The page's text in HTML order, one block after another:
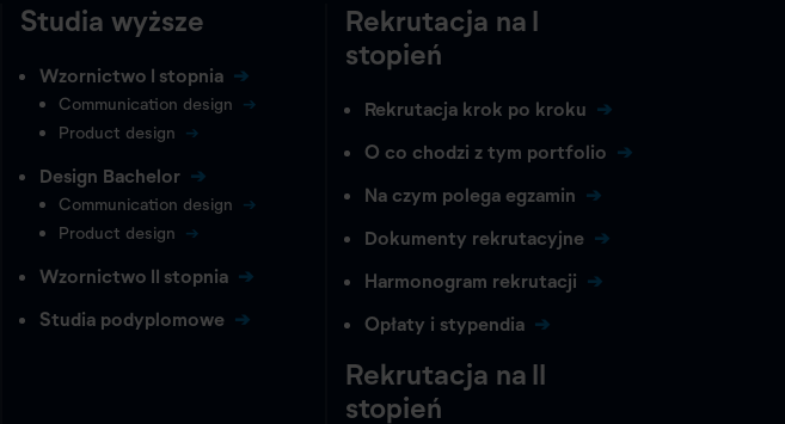
Studia wyższe
Wzornictwo I stopnia
Communication design
Product design
Design Bachelor
Communication design
Product design
Wzornictwo II stopnia
Studia podyplomowe
Rekrutacja na I
stopień
Rekrutacja krok po kroku
O co chodzi z tym portfolio
Na czym polega egzamin
Dokumenty rekrutacyjne
Harmonogram rekrutacji
Opłaty i stypendia
Rekrutacja na II
stopień